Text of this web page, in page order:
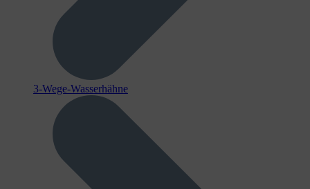
3-Wege-Wasserhähne